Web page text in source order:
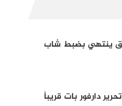
ينتهي بضبط شاب
دارفور بات قريباً